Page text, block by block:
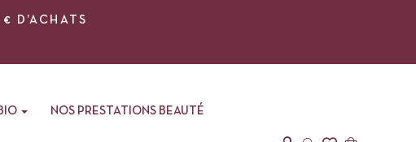
D’ACHATS
NOS PRESTATIONS BEAUTÉ